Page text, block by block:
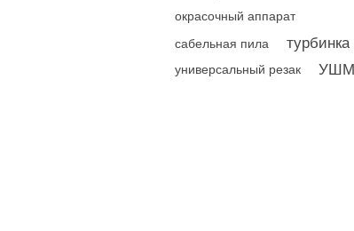
окрасочный аппарат
сабельная пила турбинка
универсальный резак УШМ